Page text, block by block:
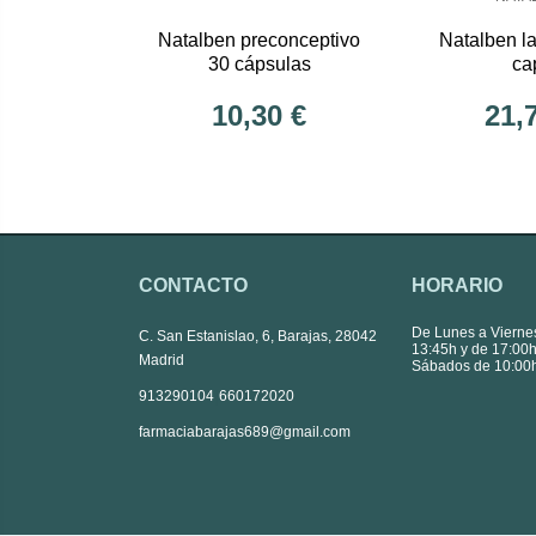
Natalben preconceptivo
30 cápsulas
10,30 €
Natalben
CONTACTO
C. San Estanislao, 6, Barajas, 28042
Madrid
913290104 660172020
farmaciabarajas689@gmail.com
HORARIO
De Lunes a
13:45h y de
Sábados de